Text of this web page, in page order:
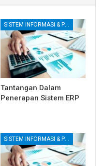
SISTEM INFORMASI & PENGENDALIAN INTERNAL
Tantangan Dalam
Penerapan Sistem ERP
SISTEM INFORMASI & PENGENDALIAN INTERNAL